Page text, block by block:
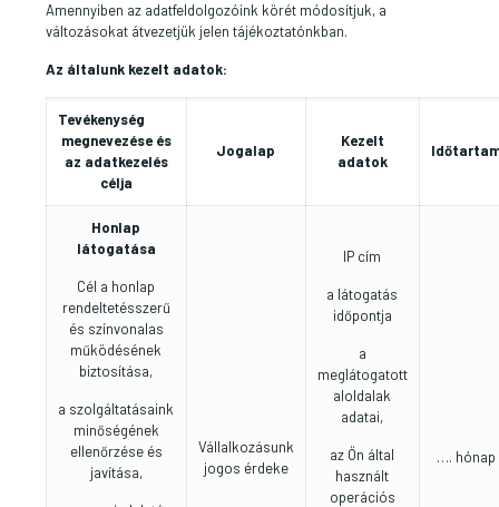
Amennyiben az adatfeldolgozóink körét módosítjuk, a
változásokat átvezetjük jelen tájékoztatónkban.
Az általunk kezelt adatok:
Tevékenység
megnevezése és
az adatkezelés
célja
Jogalap
Kezelt
adatok
Honlap
látogatása
Cél a honlap
rendeltetésszerű
és színvonalas
működésének
biztosítása,
a szolgáltatásaink
minőségének
ellenőrzése és
javítása,
Vállalkozásunk
jogos érdeke
IP cím
a látogatás
időpontja
a
meglátogatott
aloldalak
adatai,
az Ön által
használt
operációs
…. hónap